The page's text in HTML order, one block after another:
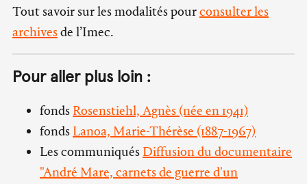
Tout savoir sur les modalités pourconsulter les
archivesde l’Imec.
Pour aller plus loin :
fonds Rosenstiehl, Agnès (née en 1941)
fonds Lanoa, Marie-Thérèse (1887-1967)
Les communiqués Diffusion du documentaire
"André Mare, carnets de guerre d'un